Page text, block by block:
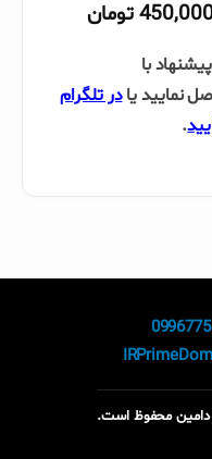
تومان
با
نمایید یادر تلگرام
.